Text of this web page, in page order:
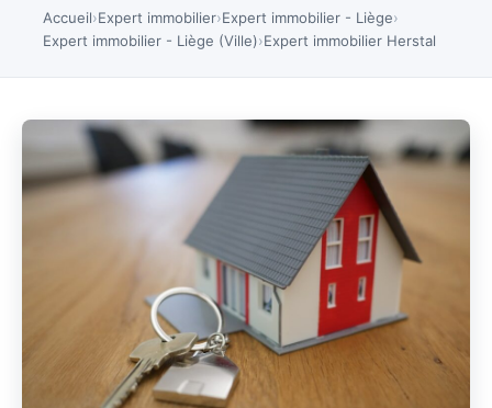
Accueil›Expert immobilier›Expert immobilier - Liège›
Expert immobilier - Liège (Ville)›Expert immobilier Herstal